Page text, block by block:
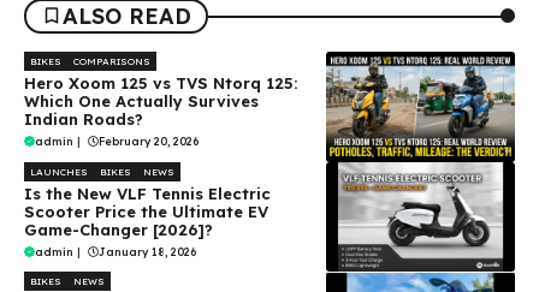
ALSO READ
BIKES COMPARISONS
Hero Xoom 125 vs TVS Ntorq 125:
Which One Actually Survives
Indian Roads?
admin | February 20, 2026
LAUNCHES BIKES NEWS
Is the New VLF Tennis Electric
Scooter Price the Ultimate EV
Game-Changer [2026]?
admin | January 18, 2026
BIKES NEWS